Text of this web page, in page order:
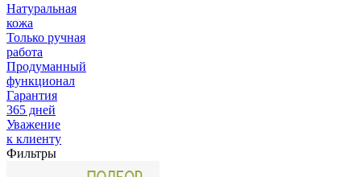
Натуральная
кожа
Только ручная
работа
Продуманный
функционал
Гарантия
365 дней
Уважение
к клиенту
Фильтры